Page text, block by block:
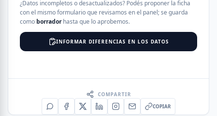
¿Datos incompletos o desactualizados? Podés proponer la ficha
con el mismo formulario que revisamos en el panel; se guarda
como borradorhasta que lo aprobemos.
INFORMAR DIFERENCIAS EN LOS DATOS
COMPARTIR
COPIAR